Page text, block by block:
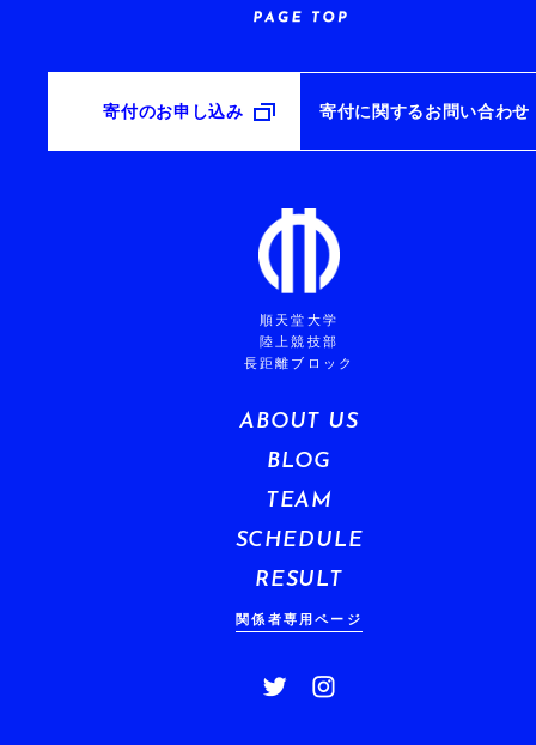
寄付のお申し込み 寄付に関するお問い合わせ
順天堂大学
陸上競技部
長距離ブロック
ABOUT US
BLOG
TEAM
SCHEDULE
RESULT
関係者専用ページ